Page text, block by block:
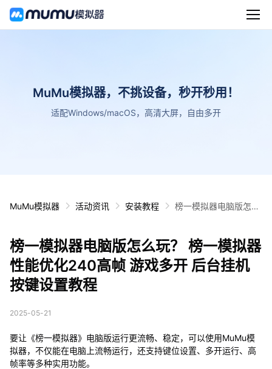
MuMu模拟器，不挑设备，秒开秒用！
适配Windows/macOS，高清大屏，自由多开
MuMu模拟器 活动资讯 安装教程
榜一模拟器电脑版怎么
后台挂机 按键设置教程
榜一模拟器电脑版怎么玩？ 榜一模拟器
性能优化240高帧 游戏多开 后台挂机
按键设置教程
2025-05-21
要让《榜一模拟器》电脑版运行更流畅、稳定，可以使用MuMu模
拟器，不仅能在电脑上流畅运行，还支持键位设置、多开运行、高
帧率等多种实用功能。